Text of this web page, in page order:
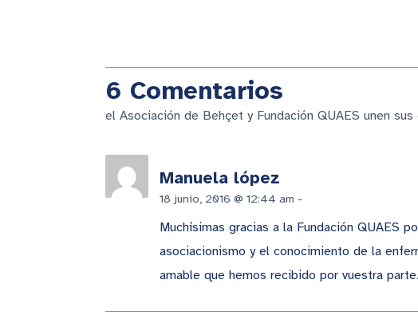
6 Comentarios
el Asociación de Behçet y Fundación QUAES unen sus
Manuela lópez
18 junio, 2016 @ 12:44 am -
Muchísimas gracias a la Fundación QUAES
asociacionismo y el conocimiento de la
amable que hemos recibido por vuestra